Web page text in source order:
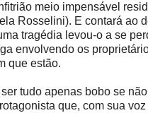
meio impensável
Rosselini). E contará ao
tragédia levou-o a se
envolvendo os
que estão.
tudo apenas bobo se
que, com sua